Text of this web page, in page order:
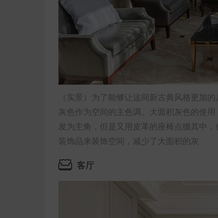
（实景）为了能够让这间新古典风格更加
灰色作为空间的主色调。大面积灰色的使
发为主角，但是又用皮革的座椅点缀其中
装饰品来装饰空间，减少了大面积的灰
客厅